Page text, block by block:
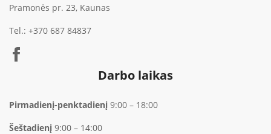
Pramonės pr. 23, Kaunas
Tel.: +370 687 84837
Darbo laikas
Pirmadienį-penktadienį 9:00 – 18:00
Šeštadienį 9:00 – 14:00